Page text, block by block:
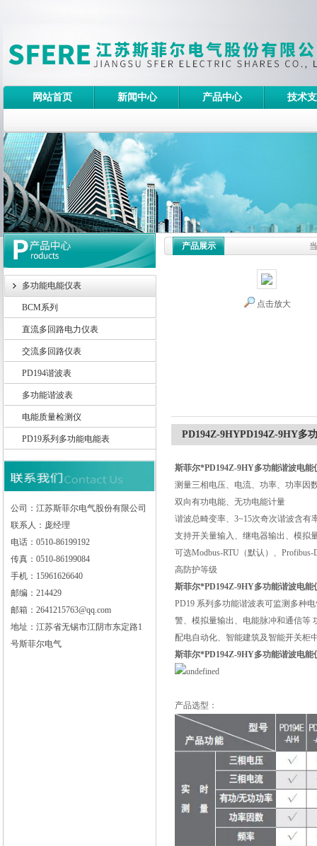
江苏斯菲尔电气股份有限公司
网站首页 新闻中心 产品中心 技术
多功能电能仪表
BCM系列
直流多回路电力仪表
交流多回路仪表
PD194谐波表
多功能谐波表
电能质量检测仪
PD19系列多功能电能表
公司：江苏斯菲尔电气股份有限公司
联系人：庞经理
电话：0510-86199192
传真：0510-86199084
手机：15961626640
邮编：214429
邮箱：2641215763@qq.com
地址：江苏省无锡市江阴市东定路1
号斯菲尔电气
产品展示
点击放大
PD194Z-9HYPD194Z-9HY多
斯菲尔*PD194Z-9HY多功能谐波电能
测量三相电压、电流、功率、功率因
双向有功电能、无功电能计量
谐波总畸变率、3~15次奇次谐波含有
支持开关量输入、继电器输出、模拟
可选Modbus-RTU（默认）、
高防护等级
斯菲尔*PD194Z-9HY多功能谐波电能
PD19 系列多功能谐波表可监测多种
警、模拟量输出、电能脉冲和通信等
配电自动化、智能建筑及智能开关柜
斯菲尔*PD194Z-9HY多功能谐波电能
产品选型：